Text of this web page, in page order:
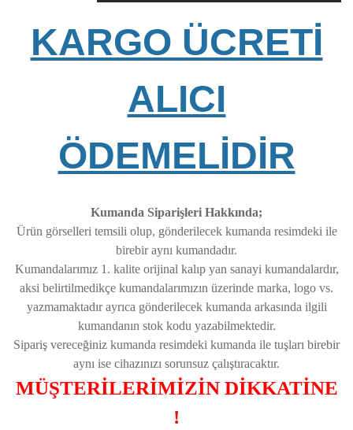
KARGO ÜCRETİ
ALICI
ÖDEMELİDİR
Kumanda Siparişleri Hakkında;
Ürün görselleri temsili olup, gönderilecek kumanda resimdeki ile
birebir aynı kumandadır.
Kumandalarımız 1. kalite orijinal kalıp yan sanayi kumandalardır,
aksi belirtilmedikçe kumandalarımızın üzerinde marka, logo vs.
yazmamaktadır ayrıca gönderilecek kumanda arkasında ilgili
kumandanın stok kodu yazabilmektedir.
Sipariş vereceğiniz kumanda resimdeki kumanda ile tuşları birebir
aynı ise cihazınızı sorunsuz çalıştıracaktır.
MÜŞTERİLERİMİZİN DİKKATİNE
!